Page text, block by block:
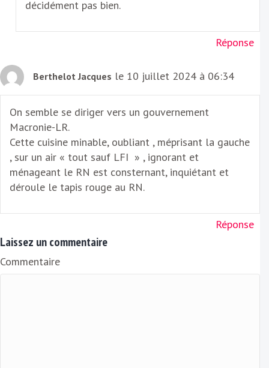
décidément pas bien.
Réponse
Berthelot Jacques le 10 juillet 2024 à 06:34
On semble se diriger vers un gouvernement
Macronie-LR.
Cette cuisine minable, oubliant , méprisant la gauche
, sur un air « tout sauf LFI » , ignorant et
ménageant le RN est consternant, inquiétant et
déroule le tapis rouge au RN.
Réponse
Laissez un commentaire
Commentaire